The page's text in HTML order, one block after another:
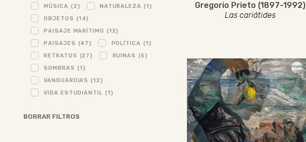
MÚSICA (2) NATURALEZA (1)
OBJETOS (14)
PAISAJE MARÍTIMO (12)
PAISAJES (47) POLÍTICA (1)
RETRATOS (27) RUINAS (5)
SOMBRAS (1)
VANGUARDIAS (12)
VIDA ESTUDIANTIL (1)
BORRAR FILTROS
Gregorio Prieto (1897-1992)
Las cariátides